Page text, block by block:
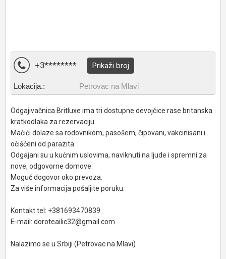
+3******** Prikaži broj
Lokacija.: Petrovac na Mlavi
Odgajivačnica Britluxe ima tri dostupne devojčice rase britanska
kratkodlaka za rezervaciju.
Mačići dolaze sa rodovnikom, pasošem, čipovani, vakcinisani i
očišćeni od parazita.
Odgajani su u kućnim uslovima, naviknuti na ljude i spremni za
nove, odgovorne domove.
Moguć dogovor oko prevoza.
Za više informacija pošaljite poruku.
Kontakt tel: +381693470839
E-mail: doroteailic32@gmail.com
Nalazimo se u Srbiji (Petrovac na Mlavi)